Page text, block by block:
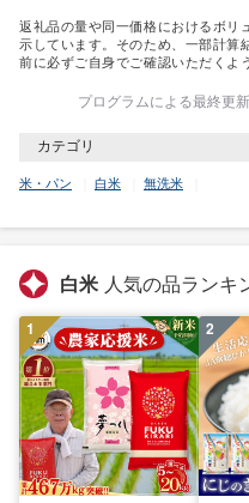
返礼品の量や同一価格におけるボリ
示しています。そのため、一部計算
前に必ずご自身でご確認いただくよ
プログラムによる最終更
カテゴリ
米・パン 白米 無洗米
白米 人気の品ランキ
1 2